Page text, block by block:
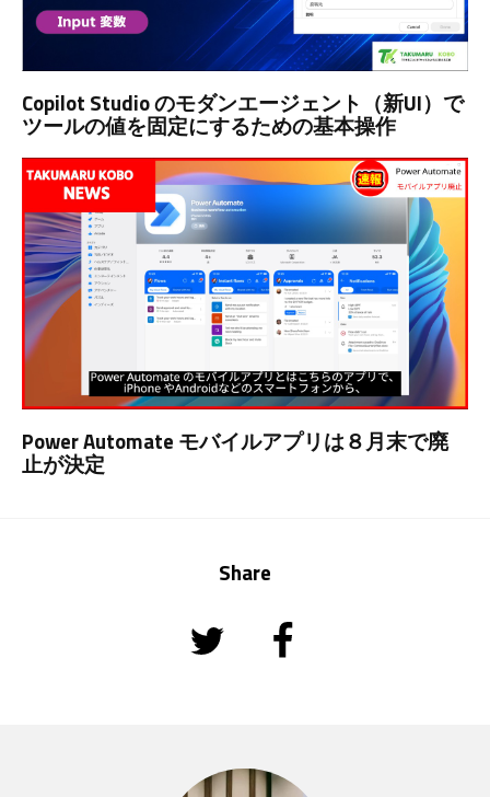
Copilot Studio のモダンエージェント（新UI）で
ツールの値を固定にするための基本操作
Power Automate モバイルアプリは８月末で廃
止が決定
Share